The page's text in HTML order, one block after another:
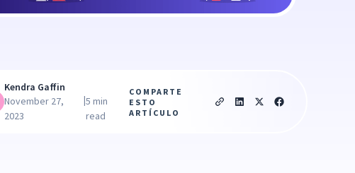
Kendra Gaffin
November 27,
2023
|5 min
read
COMPARTE
ESTO
ARTÍCULO